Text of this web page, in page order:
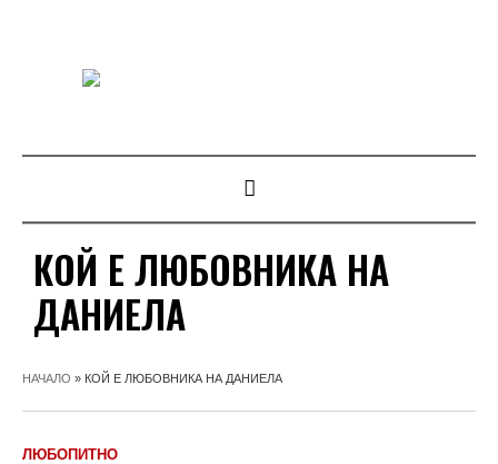
КОЙ Е ЛЮБОВНИКА НА
ДАНИЕЛА
НАЧАЛО » КОЙ Е ЛЮБОВНИКА НА ДАНИЕЛА
ЛЮБОПИТНО